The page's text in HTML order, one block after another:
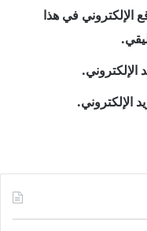
الإلكتروني في هذا
الإلكتروني.
الإلكتروني.